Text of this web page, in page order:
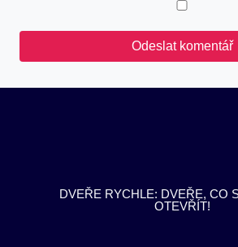
DVEŘE RYCHLE: DVEŘE, CO
OTEVŘÍT!